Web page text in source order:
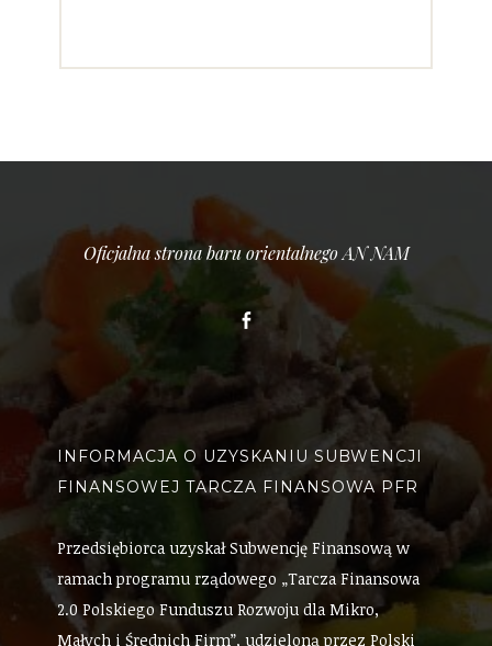
Oficjalna strona baru orientalnego AN NAM
Facebook
INFORMACJA O UZYSKANIU SUBWENCJI
FINANSOWEJ TARCZA FINANSOWA PFR
Przedsiębiorca uzyskał Subwencję Finansową w
ramach programu rządowego „Tarcza Finansowa
2.0 Polskiego Funduszu Rozwoju dla Mikro,
Małych i Średnich Firm”, udzieloną przez Polski